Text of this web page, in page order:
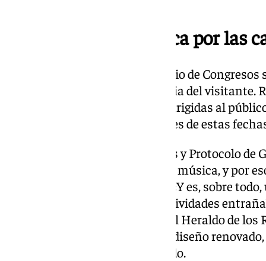
La gran noria y música por las
También la explanada del Palacio de
ambientación y en la experiencia del visitante.
incorpora nuevas propuestas dirigidas al
circuito de actividades familiares de estas
La concejala de Fiestas Mayores y Protocolo
manifestado que la Navidad «es música, y por
villancicos las calles y plazas». «Y es, sobre
familias disfruten juntas de actividades
Inverland, el Belén Municipal, el Heraldo de los
navideños de artesanía con un diseño
Cabalgata de Reyes», ha señalado.